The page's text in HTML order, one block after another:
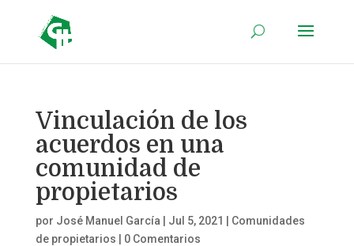
Vinculación de los
acuerdos en una
comunidad de
propietarios
por José Manuel García Jul 5, 2021
Comunidades
de propietarios
0 Comentarios